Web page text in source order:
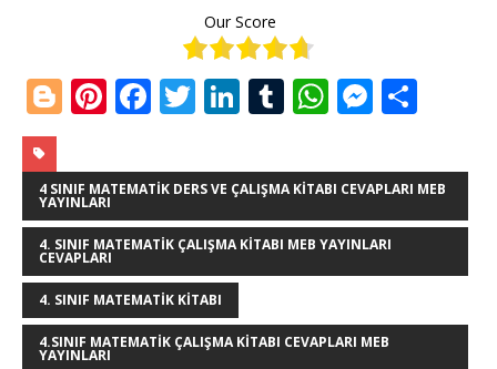
Our Score
Bl
g
g
e
r
Pi
te
r
e
st
F
c
e
b
o
o
k
T
it
te
r
Li
k
e
dI
n
T
m
bl
r
W
at
s
A
p
M
ss
e
n
g
r
ar
e
4 SINIF MATEMATIK DERS VE ÇALIŞMA KITABI CEVAPLARI MEB
YAYINLARI
4. SINIF MATEMATIK ÇALIŞMA KITABI MEB YAYINLARI
CEVAPLARI
4. SINIF MATEMATIK KITABI
4.SINIF MATEMATIK ÇALIŞMA KITABI CEVAPLARI MEB
YAYINLARI